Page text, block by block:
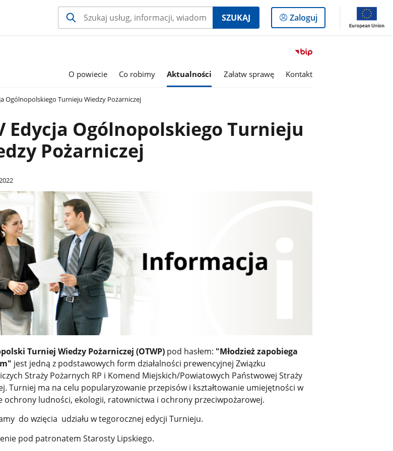
SZUKAJ
Logowanie
do
Zaloguj
Przejdź
serwisu
Lipski
O powiecie Co robimy Aktualności Załatw sprawę Kontakt
Ogólnopolskiego Turnieju Wiedzy Pożarniczej
Edycja Ogólnopolskiego Turnieju
Pożarniczej
Turniej Wiedzy Pożarniczej (OTWP) pod hasłem: "Młodzież zapobiega
jest jedną z podstawowych form działalności prewencyjnej Związku
Straży Pożarnych RP i Komend Miejskich/Powiatowych Państwowej Straży
Turniej ma na celu popularyzowanie przepisów i kształtowanie umiejętności w
ochrony ludności, ekologii, ratownictwa i ochrony przeciwpożarowej.
do wzięcia udziału w tegorocznej edycji Turnieju.
pod patronatem Starosty Lipskiego.